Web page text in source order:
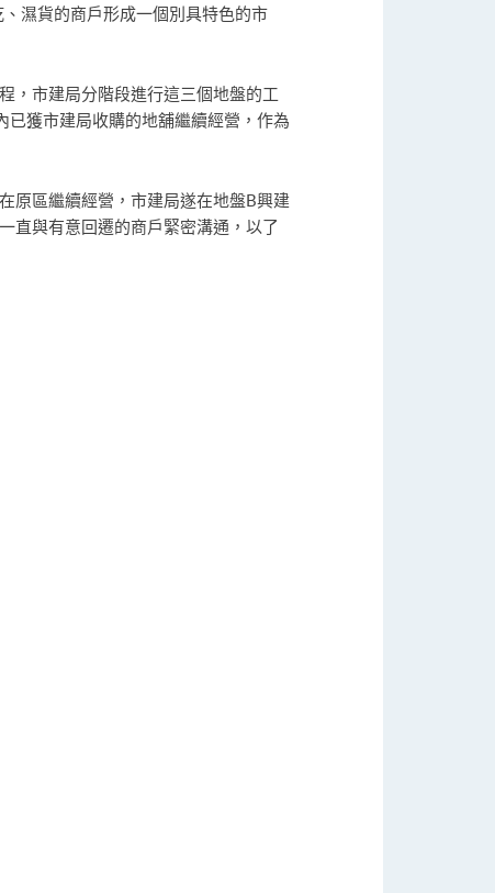
濕貨的商戶形成一個別具特色的市
，市建局分階段進行這三個地盤的工
獲市建局收購的地舖繼續經營，作為
原區繼續經營，市建局遂在地盤B興建
直與有意回遷的商戶緊密溝通，以了